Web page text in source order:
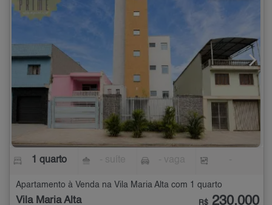
1 quarto
Apartamento à Venda na Vila Maria Alta com 1 quarto
Vila Maria Alta R$ 230.000